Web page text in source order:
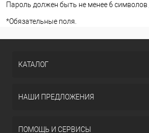
Пароль должен быть не менее 6 символов
*Обязательные поля.
КАТАЛОГ
НАШИ ПРЕДЛОЖЕНИЯ
ПОМОЩЬ И СЕРВИСЫ